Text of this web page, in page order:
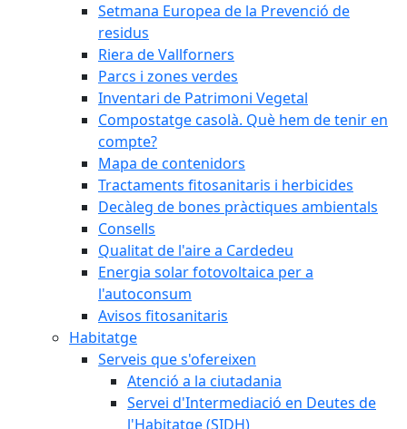
Setmana Europea de la Prevenció de
residus
Riera de Vallforners
Parcs i zones verdes
Inventari de Patrimoni Vegetal
Compostatge casolà. Què hem de tenir en
compte?
Mapa de contenidors
Tractaments fitosanitaris i herbicides
Decàleg de bones pràctiques ambientals
Consells
Qualitat de l'aire a Cardedeu
Energia solar fotovoltaica per a
l'autoconsum
Avisos fitosanitaris
Habitatge
Serveis que s'ofereixen
Atenció a la ciutadania
Servei d'Intermediació en Deutes de
l'Habitatge (SIDH)